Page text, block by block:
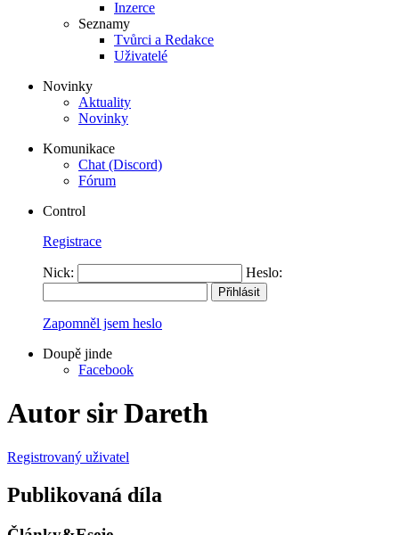
Inzerce
Seznamy
Tvůrci a Redakce
Uživatelé
Novinky
Aktuality
Novinky
Komunikace
Chat (Discord)
Fórum
Control
Registrace
Nick: Heslo:
Zapomněl jsem heslo
Doupě jinde
Facebook
Autor sir Dareth
Registrovaný uživatel
Publikovaná díla